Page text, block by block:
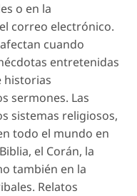
o en la
correo electrónico.
cuando
entretenidas
historias
sermones. Las
sistemas religiosos,
todo el mundo en
el Corán, la
también en la
Relatos